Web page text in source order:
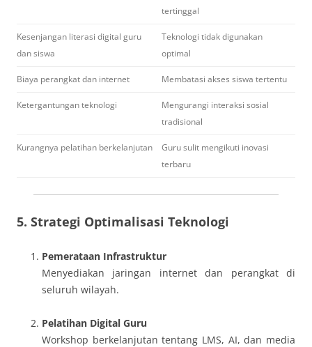
tertinggal
Kesenjangan literasi digital guru
dan siswa
Teknologi tidak digunakan
optimal
Biaya perangkat dan internet Membatasi akses siswa tertentu
Ketergantungan teknologi
Mengurangi interaksi sosial
tradisional
Kurangnya pelatihan berkelanjutan
Guru sulit mengikuti inovasi
terbaru
5. Strategi Optimalisasi Teknologi
Pemerataan Infrastruktur
Menyediakan jaringan internet dan perangkat di
seluruh wilayah.
Pelatihan Digital Guru
Workshop berkelanjutan tentang LMS, AI, dan media